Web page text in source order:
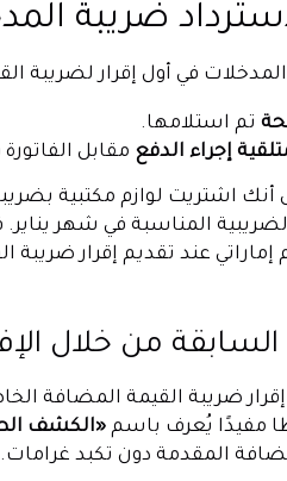
ضريبة
في أول إقرار لضريبة
تم استلامها.
إجراء الدفع مقابل
الضريبية المناسبة في شهر
السابقة من خلال
ضريبة القيمة المضافة
مفيدًا يُعرف باسم «الكشف
المقدمة دون تكبد غرامات.